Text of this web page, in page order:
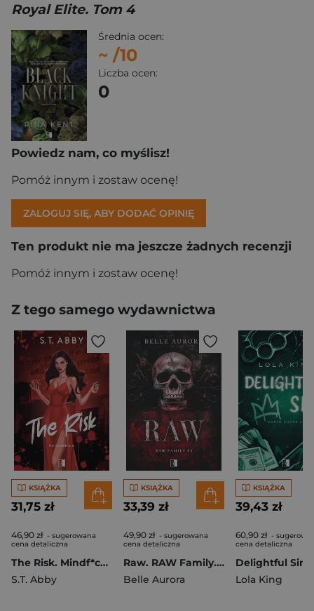
Royal Elite. Tom 4
Średnia ocen:
~ /10
Liczba ocen:
0
Powiedz nam, co myślisz!
Pomóż innym i zostaw ocenę!
ZALOGUJ SIĘ, ABY DODAĆ OPINIĘ
Ten produkt nie ma jeszcze żadnych recenzji
Pomóż innym i zostaw ocenę!
Z tego samego wydawnictwa
KSIĄŻKA
31,75 zł
46,90 zł - sugerowana
cena detaliczna
The Risk. Mindf*ck. Tom 1
S.T. Abby
KSIĄŻKA
33,39 zł
49,90 zł - sugerowana
cena detaliczna
Raw. RAW Family. wyd. 2
Belle Aurora
KSIĄŻKA
39,43 zł
60,90 zł -
cena detaliczna
Lola King